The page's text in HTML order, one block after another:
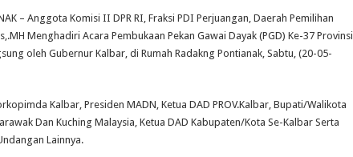
– Anggota Komisi II DPR RI, Fraksi PDI Perjuangan, Daerah Pemilihan
Menghadiri Acara Pembukaan Pekan Gawai Dayak (PGD) Ke-37 Provinsi
oleh Gubernur Kalbar, di Rumah Radakng Pontianak, Sabtu, (20-05-
Kalbar, Presiden MADN, Ketua DAD PROV.Kalbar, Bupati/Walikota
Dan Kuching Malaysia, Ketua DAD Kabupaten/Kota Se-Kalbar Serta
Lainnya.